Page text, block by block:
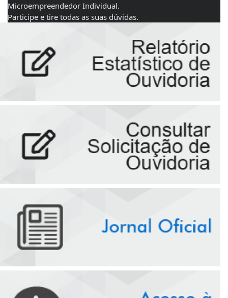
Microempreendedor Individual.
Participe e tire todas as suas dúvidas.